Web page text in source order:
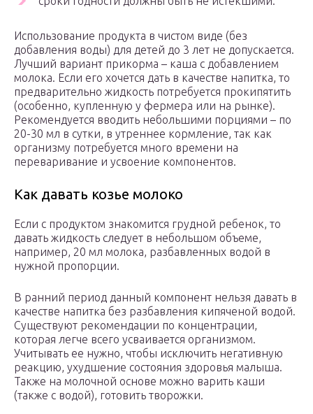
Использование продукта в чистом виде (без
добавления воды) для детей до 3 лет не допускается.
Лучший вариант прикорма – каша с добавлением
молока. Если его хочется дать в качестве напитка, то
предварительно жидкость потребуется прокипятить
(особенно, купленную у фермера или на рынке).
Рекомендуется вводить небольшими порциями – по
20-30 мл в сутки, в утреннее кормление, так как
организму потребуется много времени на
переваривание и усвоение компонентов.
Как давать козье молоко
Если с продуктом знакомится грудной ребенок, то
давать жидкость следует в небольшом объеме,
например, 20 мл молока, разбавленных водой в
нужной пропорции.
В ранний период данный компонент нельзя давать в
качестве напитка без разбавления кипяченой водой.
Существуют рекомендации по концентрации,
которая легче всего усваивается организмом.
Учитывать ее нужно, чтобы исключить негативную
реакцию, ухудшение состояния здоровья малыша.
Также на молочной основе можно варить каши
(также с водой), готовить творожки.